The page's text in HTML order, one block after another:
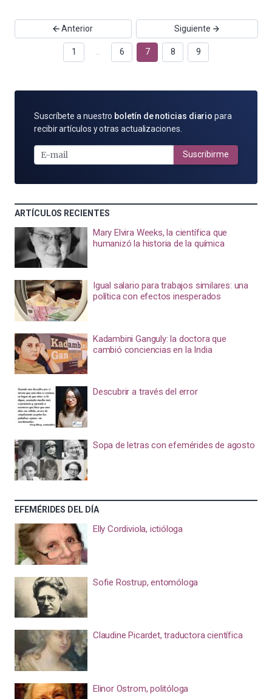
Anterior Siguiente
1 … 6 7 8 9
SUSCRÍBETE
POR
MAIL
Suscríbete a nuestro boletín de noticias diario para
recibir artículos y otras actualizaciones.
Suscribirme
ARTÍCULOS RECIENTES
Mary Elvira Weeks, la científica que
humanizó la historia de la química
Igual salario para trabajos similares: una
política con efectos inesperados
Kadambini Ganguly: la doctora que
cambió conciencias en la India
Descubrir a través del error
Sopa de letras con efemérides de agosto
EFEMÉRIDES DEL DÍA
Elly Cordiviola, ictióloga
Sofie Rostrup, entomóloga
Claudine Picardet, traductora científica
Elinor Ostrom, politóloga